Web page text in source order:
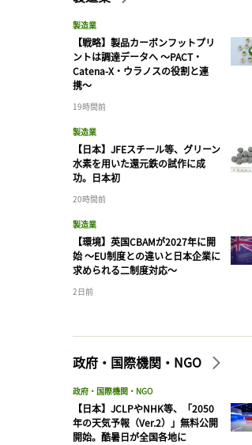
製造業
【戦略】製品カーボンフットプリ
ントは調達データへ 〜PACT・
Catena-X・ウラノスの役割と連
携〜
19時間前
製造業
【日本】JFEスチール等、グリーン
水素を用いた還元鉄の試作に成
功。日本初
20時間前
製造業
【環境】英国CBAMが2027年に開
始 〜EU制度との違いと日本企業に
求められる二制度対応〜
2日前
政府・国際機関・NGO
政府・国際機関・NGO
【日本】JCLPやNHK等、「2050
年の天気予報（Ver.2）」無料公開
開始。酷暑日が全国各地に